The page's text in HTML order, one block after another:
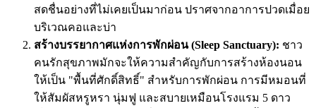
สดชื่นอย่างที่ไม่เคยเป็นมาก่อน ปราศจากอาการปวดเมื่อย
บริเวณคอและบ่า
สร้างบรรยากาศแห่งการพักผ่อน (Sleep Sanctuary): ชาว
คนรักสุขภาพมักจะให้ความสำคัญกับการสร้างห้องนอน
ให้เป็น "พื้นที่ศักดิ์สิทธิ์" สำหรับการพักผ่อน การมีหมอนที่
ให้สัมผัสหรูหรา นุ่มฟู และสบายเหมือนโรงแรม 5 ดาว